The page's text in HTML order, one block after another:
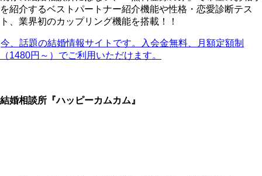
を紹介するベストパートナー紹介機能や性格・恋愛診断テス
ト、業界初のカップリング機能を搭載！！
今、話題の結婚情報サイトです。入会金無料、月額定額制
（1480円～）でご利用いただけます。
結婚相談所『ハッピーカムカム』